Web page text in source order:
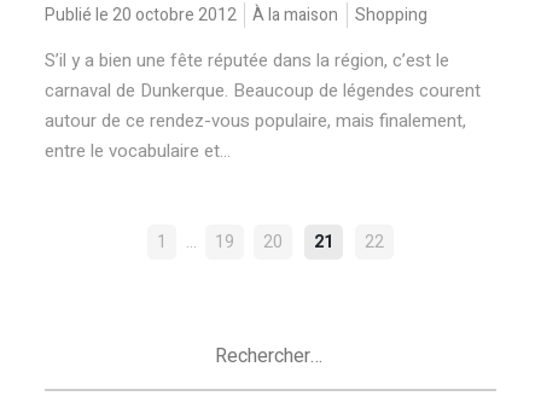
Publié le 20 octobre 2012 À la maison Shopping
S’il y a bien une fête réputée dans la région, c’est le
carnaval de Dunkerque. Beaucoup de légendes courent
autour de ce rendez-vous populaire, mais finalement,
entre le vocabulaire et...
NAVIGATION
1 … 19 20 21 22